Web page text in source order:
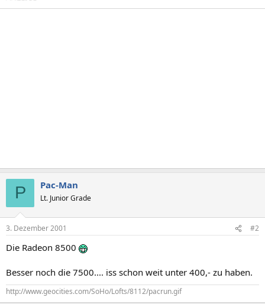
P Pac-Man
Lt. Junior Grade
3. Dezember 2001 #2
Die Radeon 8500
Besser noch die 7500.... iss schon weit unter 400,- zu haben.
http://www.geocities.com/SoHo/Lofts/8112/pacrun.gif